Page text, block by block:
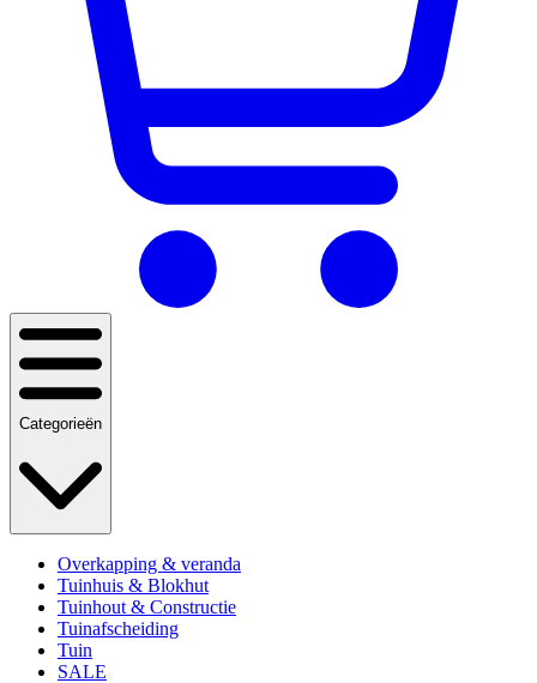
Categorieën
Overkapping & veranda
Tuinhuis & Blokhut
Tuinhout & Constructie
Tuinafscheiding
Tuin
SALE